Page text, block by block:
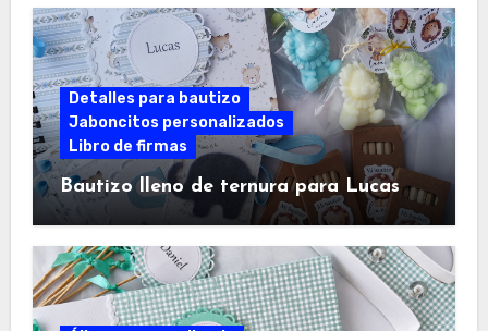
Detalles para bautizo
Jaboncitos personalizados
Libro de firmas
Bautizo lleno de ternura para Lucas